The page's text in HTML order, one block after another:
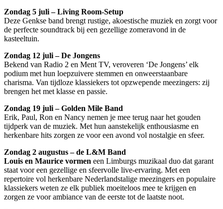
Zondag 5 juli – Living Room-Setup
Deze Genkse band brengt rustige, akoestische muziek en zorgt voor
de perfecte soundtrack bij een gezellige zomeravond in de
kasteeltuin.
Zondag 12 juli – De Jongens
Bekend van Radio 2 en Ment TV, veroveren ‘De Jongens’ elk
podium met hun loepzuivere stemmen en onweerstaanbare
charisma. Van tijdloze klassiekers tot opzwepende meezingers: zij
brengen het met klasse en passie.
Zondag 19 juli – Golden Mile Band
Erik, Paul, Ron en Nancy nemen je mee terug naar het gouden
tijdperk van de muziek. Met hun aanstekelijk enthousiasme en
herkenbare hits zorgen ze voor een avond vol nostalgie en sfeer.
Zondag 2 augustus – de L&M Band
Louis en Maurice vormen een Limburgs muzikaal duo dat garant
staat voor een gezellige en sfeervolle live-ervaring. Met een
repertoire vol herkenbare Nederlandstalige meezingers en populaire
klassiekers weten ze elk publiek moeiteloos mee te krijgen en
zorgen ze voor ambiance van de eerste tot de laatste noot.